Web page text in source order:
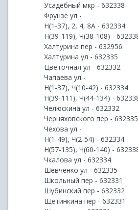
Усадебный мкр - 632338
Фрунзе ул -
Н(1-37), 2, 4, 8А - 632334
Н(39-119), Ч(38-108) -
Халтурина пер - 632956
Халтурина ул - 632335
Цветочная ул - 632332
Чапаева ул -
Н(1-37), Ч(10-42) - 632334
Н(39-111), Ч(44-134) -
Челюскина ул - 632332
Черняховского пер - 632335
Чехова ул -
Н(1-49), Ч(2-54) - 632334
Н(57-135), Ч(60-140) -
Чкалова ул - 632334
Шевченко ул - 632335
Школьный пер - 632331
Шубинский пер - 632332
Щетинкина пер - 632331